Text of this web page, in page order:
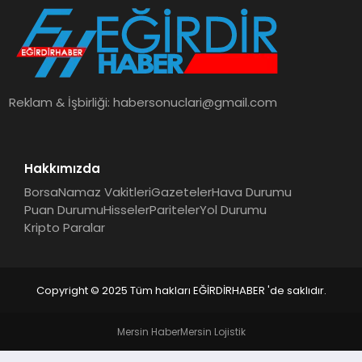
SPOR
TEKNOLOJI
Reklam & İşbirliği:habersonuclari@gmail.com
Hakkımızda
BorsaNamaz VakitleriGazetelerHava Durumu
Puan DurumuHisselerParitelerYol Durumu
Kripto Paralar
Copyright © 2025 Tüm hakları EĞİRDİRHABER 'de saklıdır.
Mersin HaberMersin Lojistik